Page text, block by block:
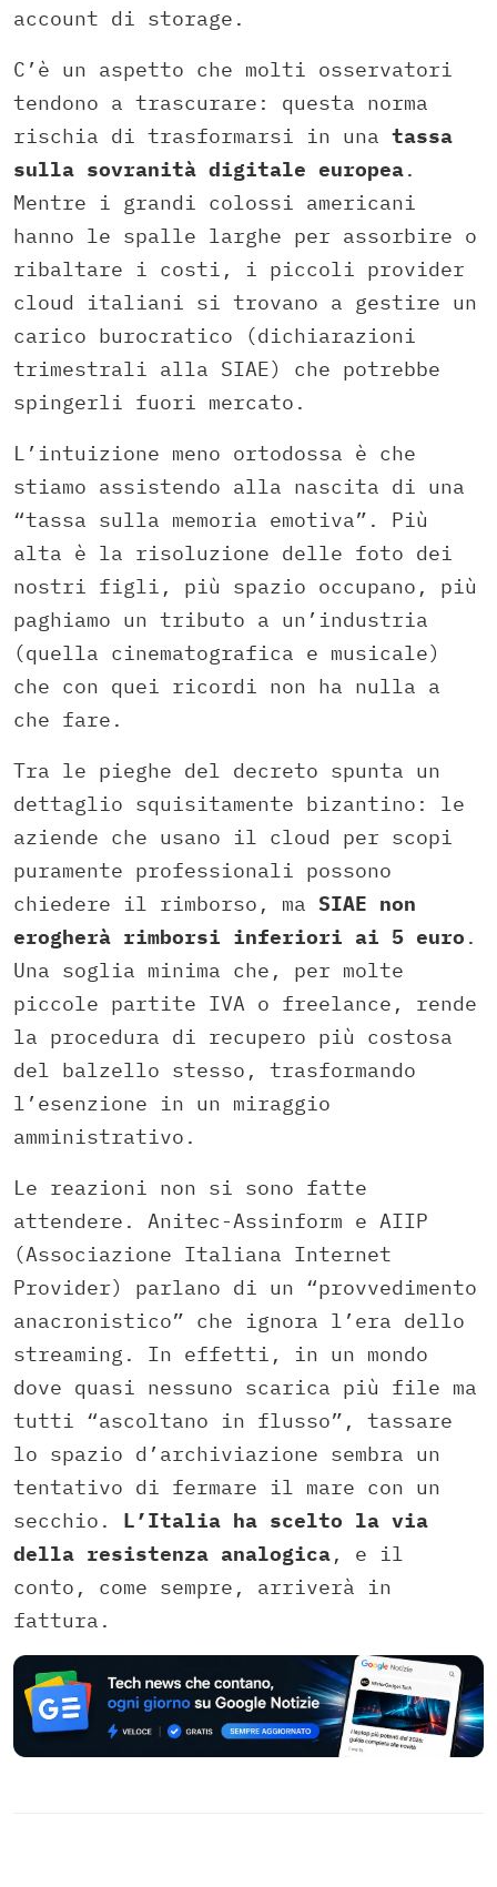
account di storage.
C’è un aspetto che molti osservatori
tendono a trascurare: questa norma
rischia di trasformarsi in una tassa
sulla sovranità digitale europea.
Mentre i grandi colossi americani
hanno le spalle larghe per assorbire o
ribaltare i costi, i piccoli provider
cloud italiani si trovano a gestire un
carico burocratico (dichiarazioni
trimestrali alla SIAE) che potrebbe
spingerli fuori mercato.
L’intuizione meno ortodossa è che
stiamo assistendo alla nascita di una
“tassa sulla memoria emotiva”. Più
alta è la risoluzione delle foto dei
nostri figli, più spazio occupano, più
paghiamo un tributo a un’industria
(quella cinematografica e musicale)
che con quei ricordi non ha nulla a
che fare.
Tra le pieghe del decreto spunta un
dettaglio squisitamente bizantino: le
aziende che usano il cloud per scopi
puramente professionali possono
chiedere il rimborso, ma SIAE non
erogherà rimborsi inferiori ai 5 euro .
Una soglia minima che, per molte
piccole partite IVA o freelance, rende
la procedura di recupero più costosa
del balzello stesso, trasformando
l’esenzione in un miraggio
amministrativo.
Le reazioni non si sono fatte
attendere. Anitec-Assinform e AIIP
(Associazione Italiana Internet
Provider) parlano di un “provvedimento
anacronistico” che ignora l’era dello
streaming. In effetti, in un mondo
dove quasi nessuno scarica più file ma
tutti “ascoltano in flusso”, tassare
lo spazio d’archiviazione sembra un
tentativo di fermare il mare con un
secchio. L’Italia ha scelto la via
della resistenza analogica, e il
conto, come sempre, arriverà in
fattura.